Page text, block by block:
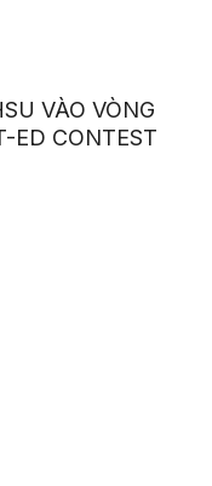
VÀO VÒNG
ED CONTEST